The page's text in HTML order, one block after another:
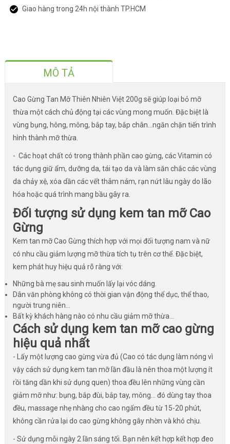
Giao hàng trong 24h nội thành TP.HCM
MÔ TẢ
Cao Gừng Tan Mỡ Thiên Nhiên Việt 200g sẽ giúp loại bỏ mỡ
thừa một cách chủ động tại các vùng mong muốn. Đặc biệt là
vùng bụng, hông, mông, bắp tay, bắp chân…ngăn chặn tiến trình
hình thành mỡ thừa.
- Các hoạt chất có trong thành phần cao gừng, các Vitamin có
tác dụng giữ ẩm, dưỡng da, tái tạo da và làm săn chắc các vùng
da chảy xệ, xóa dần các vết thâm nám, rạn nứt lâu ngày do lão
hóa hoặc quá trình mang bầu gây ra.
Đối tượng sử dụng kem tan mỡ Cao
Gừng
Kem tan mỡ Cao Gừng thích hợp với mọi đối tượng nam và nữ
có nhu cầu giảm lượng mỡ thừa tích tụ trên cơ thể. Đặc biệt,
kem phát huy hiệu quả rõ ràng với:
Những bà mẹ sau sinh muốn lấy lại vóc dáng.
Dân văn phòng không có thời gian vận động thể dục, thể thao,
người trung niên…
Bất kỳ khách hàng nào có nhu cầu giảm mỡ thừa…
Cách sử dụng kem tan mỡ cao gừng
hiệu quả nhất
- Lấy một lượng cao gừng vừa đủ (Cao có tác dụng làm nóng vì
vậy cách sử dụng kem tan mỡ lần đầu là nên thoa một lượng ít
rồi tăng dần khi sử dụng quen) thoa đều lên những vùng cần
giảm mỡ như: bụng, bắp đùi, bắp tay, mông… đó dùng tay thoa
đều, massage nhẹ nhàng cho cao ngấm đều từ 15-20 phút,
không cần rửa lại do cao gừng không gây nhờn và khó chịu.
- Sử dụng mỗi ngày 2 lần sáng tối. Bạn nên kết hợp kết hợp đeo